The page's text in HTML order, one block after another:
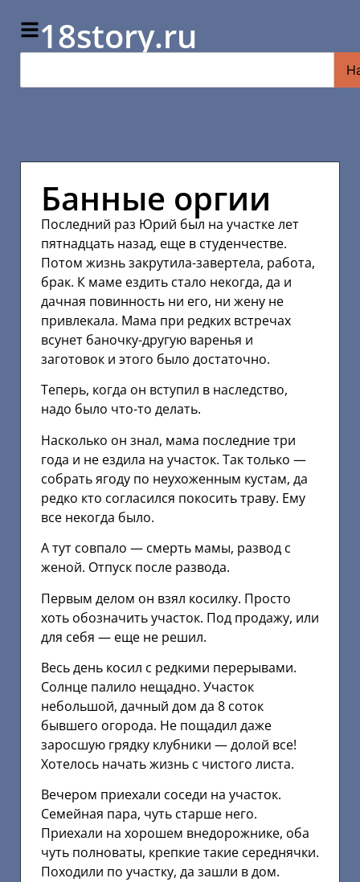
18story.ru
Банные оргии
Последний раз Юрий был на участке лет
пятнадцать назад, еще в студенчестве.
Потом жизнь закрутила-завертела, работа,
брак. К маме ездить стало некогда, да и
дачная повинность ни его, ни жену не
привлекала. Мама при редких встречах
всунет баночку-другую варенья и
заготовок и этого было достаточно.
Теперь, когда он вступил в наследство,
надо было что-то делать.
Насколько он знал, мама последние три
года и не ездила на участок. Так только —
собрать ягоду по неухоженным кустам, да
редко кто согласился покосить траву. Ему
все некогда было.
А тут совпало — смерть мамы, развод с
женой. Отпуск после развода.
Первым делом он взял косилку. Просто
хоть обозначить участок. Под продажу, или
для себя — еще не решил.
Весь день косил с редкими перерывами.
Солнце палило нещадно. Участок
небольшой, дачный дом да 8 соток
бывшего огорода. Не пощадил даже
заросшую грядку клубники — долой все!
Хотелось начать жизнь с чистого листа.
Вечером приехали соседи на участок.
Семейная пара, чуть старше него.
Приехали на хорошем внедорожнике, оба
чуть полноваты, крепкие такие середнячки.
Походили по участку, да зашли в дом.